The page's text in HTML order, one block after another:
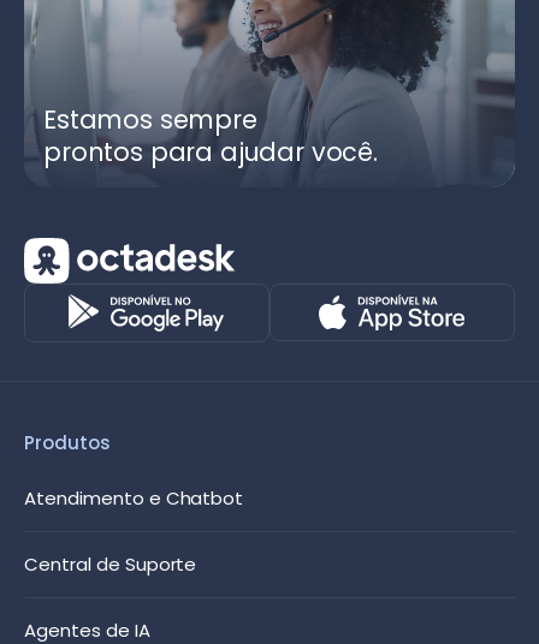
Estamos sempre
prontos para ajudar você.
Produtos
Atendimento e Chatbot
Central de Suporte
Agentes de IA